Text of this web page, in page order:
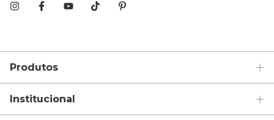
Produtos
Institucional